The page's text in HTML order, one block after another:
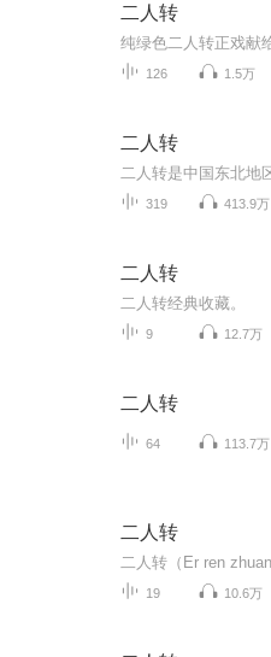
二人转
126 1.5万
二人转
319 413.9万
二人转
二人转经典收藏。
9 12.7万
二人转
64 113.7万
二人转
19 10.6万